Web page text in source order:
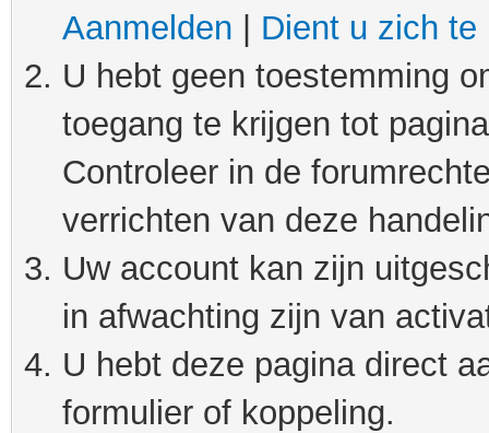
Aanmelden
Dient u zich te
U hebt geen toestemming
toegang te krijgen tot
Controleer in de
verrichten van deze
Uw account kan zijn
in afwachting zijn van
U hebt deze pagina direct
formulier of koppeling.